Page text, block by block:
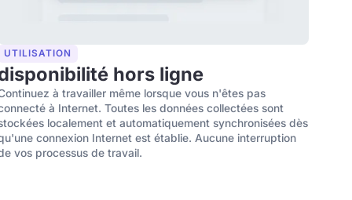
UTILISATION
hors ligne
à travailler même lorsque vous n'êtes pas
à Internet. Toutes les données collectées sont
localement et automatiquement synchronisées dès
connexion Internet est établie. Aucune interruption
vos processus de travail.